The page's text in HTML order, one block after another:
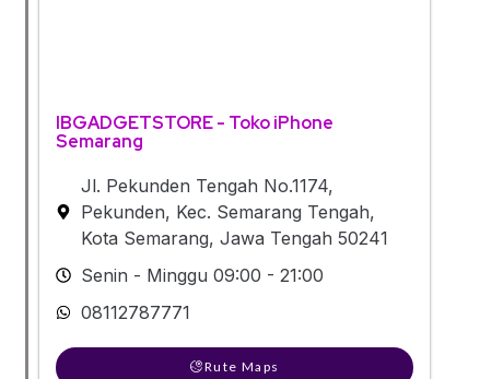
IBGADGETSTORE - Toko iPhone
Semarang
Jl. Pekunden Tengah No.1174,
Pekunden, Kec. Semarang Tengah,
Kota Semarang, Jawa Tengah 50241
Senin - Minggu 09:00 - 21:00
08112787771
Rute Maps